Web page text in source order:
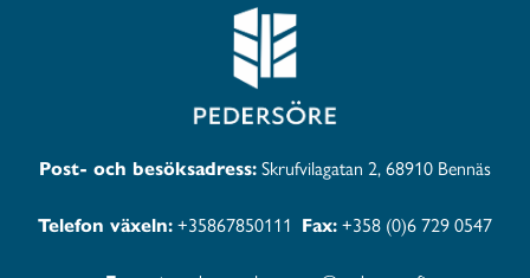
Post- och besöksadress:Skrufvilagatan 2, 68910 Bennäs
Telefon växeln:+35867850111 Fax:+358 (0)6 729 0547